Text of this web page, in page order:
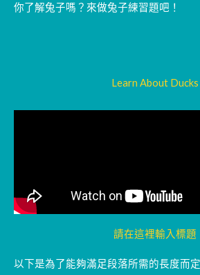
你了解兔子嗎？來做兔子練習題吧！
Learn About Ducks
請在這裡輸入標題
以下是為了能夠滿足段落所需的長度而